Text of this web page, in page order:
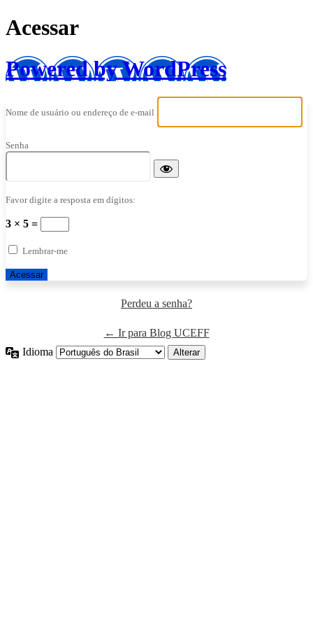
Acessar
Powered by WordPress
Nome de usuário ou endereço de e-mail
Senha
Favor digite a resposta em dígitos:
3 × 5 =
Lembrar-me
Perdeu a senha?
← Ir para Blog UCEFF
Idioma